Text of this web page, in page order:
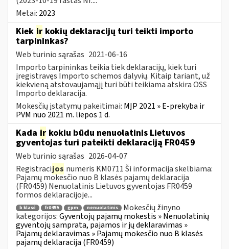
Metai: 2023
Kiek ir kokių deklaracijų turi teikti importo
tarpininkas?
Web turinio sąrašas 2021-06-16
Importo tarpininkas teikia tiek deklaracijų, kiek turi
įregistravęs Importo schemos dalyvių. Kitaip tariant, už
kiekvieną atstovaujamąjį turi būti teikiama atskira OSS
Importo deklaracija.
Mokesčių įstatymų pakeitimai: MĮP 2021 » E-prekyba ir
PVM nuo 2021 m. liepos 1 d.
Kada ir kokiu būdu nenuolatinis Lietuvos
gyventojas turi pateikti deklaraciją FR0459
Web turinio sąrašas 2026-04-07
Registracijos numeris KM0711 Ši informacija skelbiama:
Pajamų mokesčio nuo B klasės pajamų deklaracija
(FR0459) Nenuolatinis Lietuvos gyventojas FR0459
formos deklaracijoje...
b klasė fr0459 gpm nenuolatinis
Mokesčių žinyno
kategorijos:Gyventojų pajamų mokestis » Nenuolatinių
gyventojų samprata, pajamos ir jų deklaravimas »
Pajamų deklaravimas » Pajamų mokesčio nuo B klasės
pajamų deklaracija (FR0459)